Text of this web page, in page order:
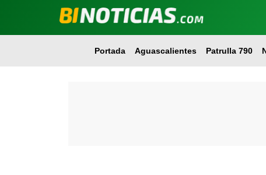
Portada Aguascalientes Patrulla 790